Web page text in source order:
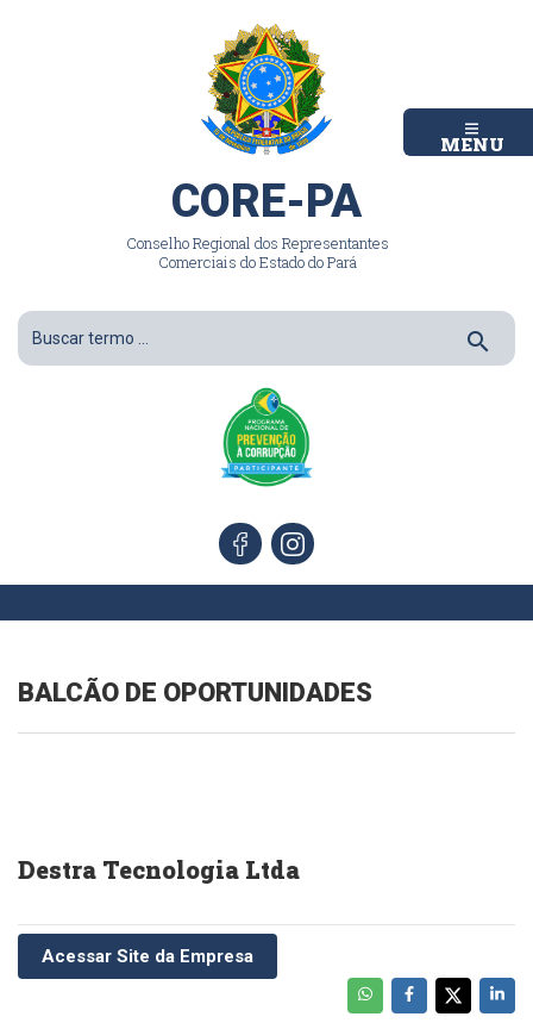
MENU
CORE-PA
Conselho Regional dos Representantes
Comerciais do Estado do Pará
search
BALCÃO DE OPORTUNIDADES
Destra Tecnologia Ltda
Acessar Site da Empresa